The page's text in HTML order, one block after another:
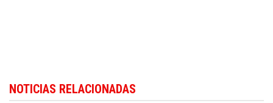
English.
NOTICIAS RELACIONADAS